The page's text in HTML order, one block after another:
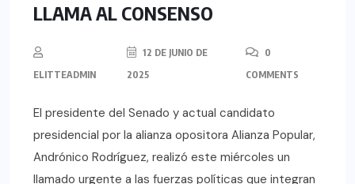
LLAMA AL CONSENSO
ELITTEADMIN
12 DE JUNIO DE
2025
0
COMMENTS
El presidente del Senado y actual candidato
presidencial por la alianza opositora Alianza Popular,
Andrónico Rodríguez, realizó este miércoles un
llamado urgente a las fuerzas políticas que integran